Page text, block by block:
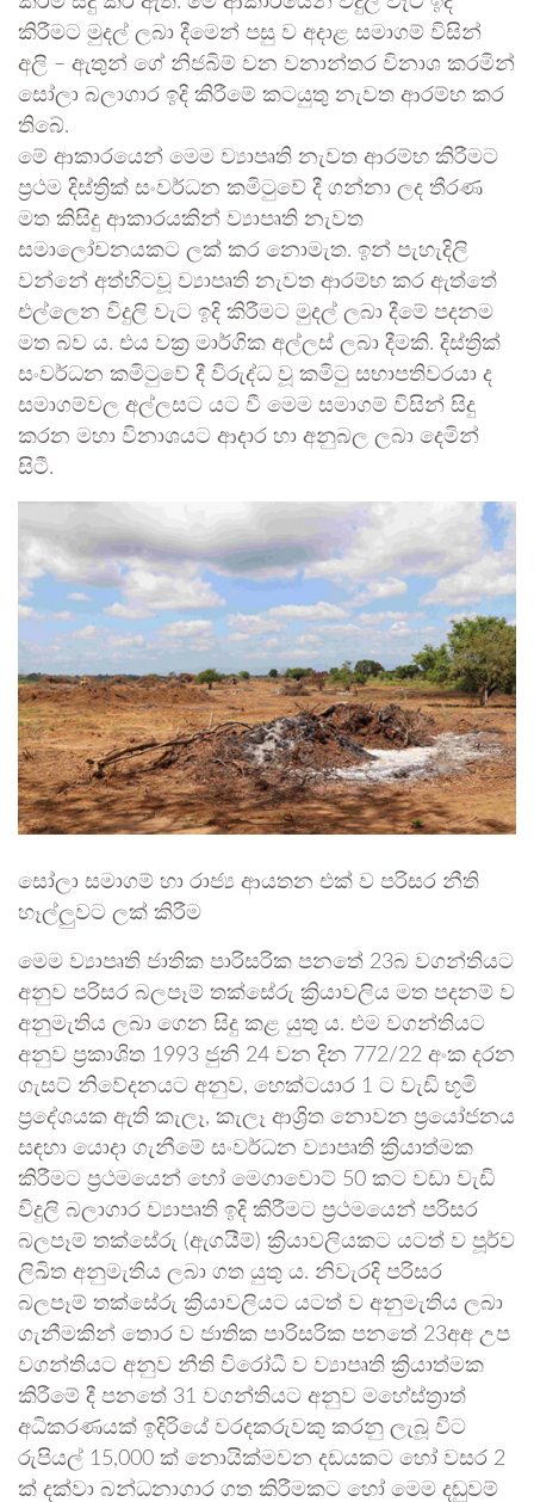
කිරීමට මුදල් ලබා දීමෙන් පසු ව අදාළ සමාගම් විසින්
අලි – ඇතුන් ගේ නිජබිම් වන වනාන්තර විනාශ කරමින්
සෝලා බලාගාර ඉදි කිරීමේ කටයුතු නැවත ආරම්භ කර
තිබේ.
මේ ආකාරයෙන් මෙම ව්‍යාපෘති නැවත ආරම්භ කිරීමට
ප්‍රථම දිස්ත්‍රික් සංවර්ධන කමිටුවේ දී ගන්නා ලද තීරණ
මත කිසිදු ආකාරයකින් ව්‍යාපෘති නැවත
සමාලෝචනයකට ලක් කර නොමැත. ඉන් පැහැදිලි
වන්නේ අත්හිටවූ ව්‍යාපෘති නැවත ආරම්භ කර ඇත්තේ
එල්ලෙන විදුලි වැට ඉදි කිරීමට මුදල් ලබා දීමේ පදනම
මත බව ය. එය වක්‍ර මාර්ගික අල්ලස් ලබා දීමකි. දිස්ත්‍රික්
සංවර්ධන කමිටුවේ දී විරුද්ධ වූ කමිටු සභාපතිවරයා ද
සමාගම්වල අල්ලසට යට වී මෙම සමාගම් විසින් සිදු
කරන මහා විනාශයට ආදාර හා අනුබල ලබා දෙමින්
සිටී.
සෝලා සමාගම් හා රාජ්‍ය ආයතන එක් ව පරිසර නීති
හෑල්ලුවට ලක් කිරීම
මෙම ව්‍යාපෘති ජාතික පාරිසරික පනතේ 23බ වගන්තියට
අනුව පරිසර බලපෑම් තක්සේරු ක්‍රියාවලිය මත පදනම් ව
අනුමැතිය ලබා ගෙන සිදු කළ යුතු ය. එම වගන්තියට
අනුව ප්‍රකාශිත 1993 ජුනි 24 වන දින 772/22 අංක දරන
ගැසට් නිවේදනයට අනුව, හෙක්ටයාර 1 ට වැඩි භූමි
ප්‍රදේශයක ඇති කැලෑ, කැලෑ ආශ්‍රිත නොවන ප්‍රයෝජනය
සඳහා යොදා ගැනීමේ සංවර්ධන ව්‍යාපෘති ක්‍රියාත්මක
කිරීමට ප්‍රථමයෙන් හෝ මෙගාවොට් 50 කට වඩා වැඩි
විදුලි බලාගාර ව්‍යාපෘති ඉදි කිරීමට ප්‍රථමයෙන් පරිසර
බලපෑම් තක්සේරු (ඇගයීම්) ක්‍රියාවලියකට යටත් ව පූර්ව
ලිඛිත අනුමැතිය ලබා ගත යුතු ය. නිවැරදි පරිසර
බලපෑම් තක්සේරු ක්‍රියාවලියට යටත් ව අනුමැතිය ලබා
ගැනීමකින් තොර ව ජාතික පාරිසරික පනතේ 23අඅ උප
වගන්තියට අනුව නීති විරෝධී ව ව්‍යාපෘති ක්‍රියාත්මක
කිරීමේ දී පනතේ 31 වගන්තියට අනුව මහේස්ත්‍රාත්
අධිකරණයක් ඉදිරියේ වරදකරුවකු කරනු ලැබූ විට
රුපියල් 15,000 ක් නොයික්මවන දඩයකට හෝ වසර 2
ක් දක්වා බන්ධනාගාර ගත කිරීමකට හෝ මෙම දඬුවම්